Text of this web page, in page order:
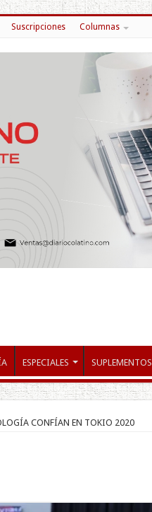
Suscripciones Columnas
ESPECIALES SUPLEMENTOS
CONFÍAN EN TOKIO 2020